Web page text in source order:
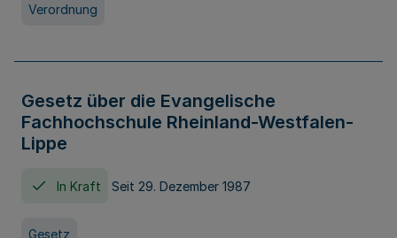
Verordnung
Gesetz über die Evangelische
Fachhochschule Rheinland-Westfalen-
Lippe
In Kraft Seit 29. Dezember 1987
Gesetz